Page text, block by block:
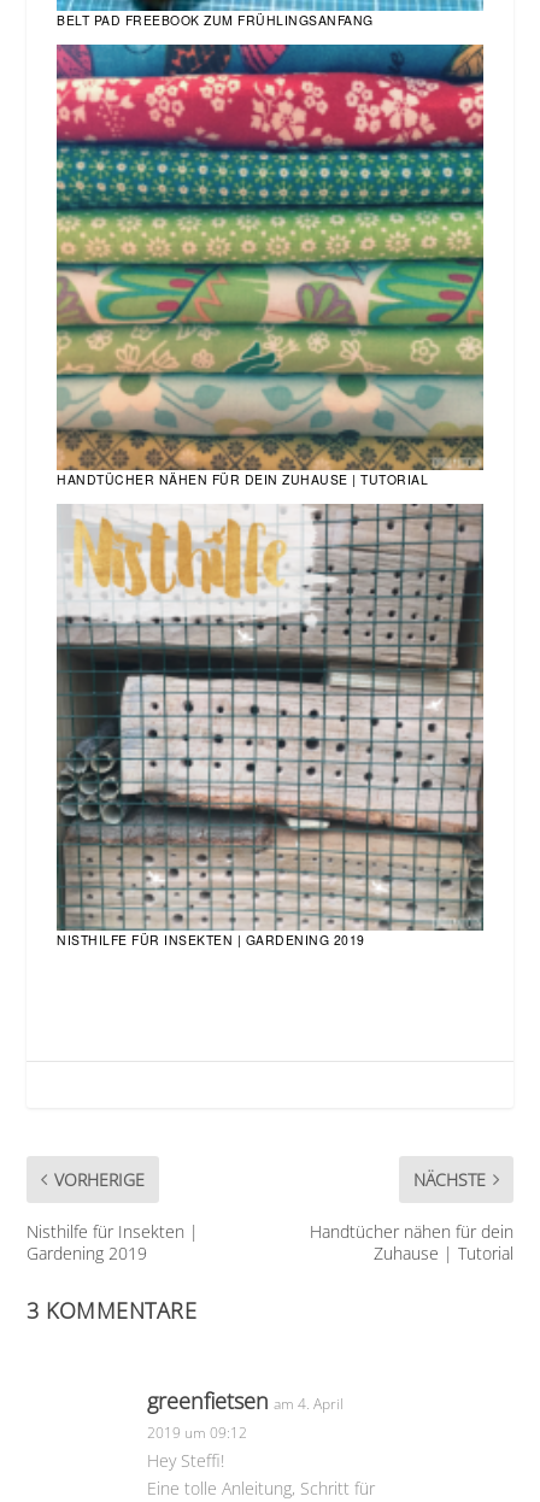
BELT PAD FREEBOOK ZUM FRÜHLINGSANFANG
HANDTÜCHER NÄHEN FÜR DEIN ZUHAUSE | TUTORIAL
NISTHILFE FÜR INSEKTEN | GARDENING 2019
VORHERIGE
Nisthilfe für Insekten |
Gardening 2019
NÄCHSTE
Handtücher nähen für dein
Zuhause | Tutorial
3 KOMMENTARE
greenfietsen am 4. April
2019 um 09:12
Hey Steffi!
Eine tolle Anleitung, Schritt für